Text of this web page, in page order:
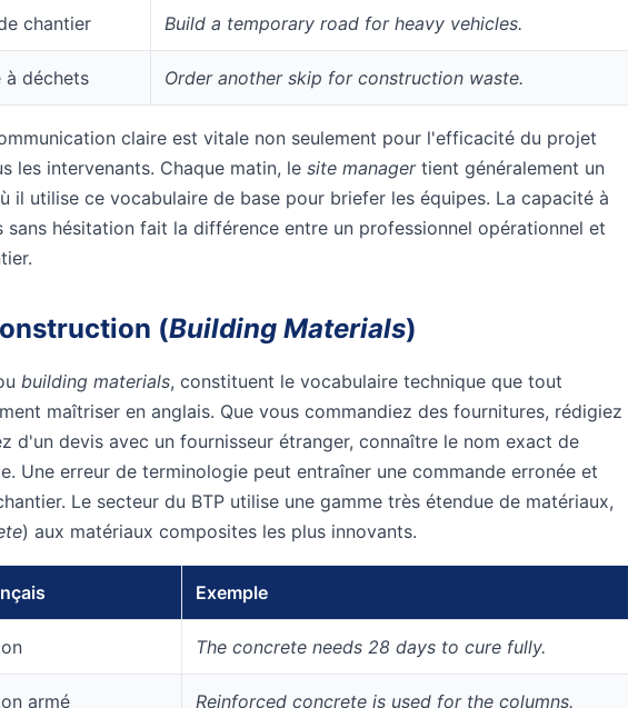
chantier Build a temporary road for heavy vehicles.
à déchets Order another skip for construction waste.
claire est vitale non seulement pour l'efficacité du projet
les intervenants. Chaque matin, le site managertient généralement un
il utilise ce vocabulaire de base pour briefer les équipes. La capacité à
hésitation fait la différence entre un professionnel opérationnel et
(Building Materials)
building materials, constituent le vocabulaire technique que tout
maîtriser en anglais. Que vous commandiez des fournitures, rédigiez
d'un devis avec un fournisseur étranger, connaître le nom exact de
Une erreur de terminologie peut entraîner une commande erronée et
Le secteur du BTP utilise une gamme très étendue de matériaux,
) aux matériaux composites les plus innovants.
Exemple
The concrete needs 28 days to cure fully.
armé Reinforced concrete is used for the columns.